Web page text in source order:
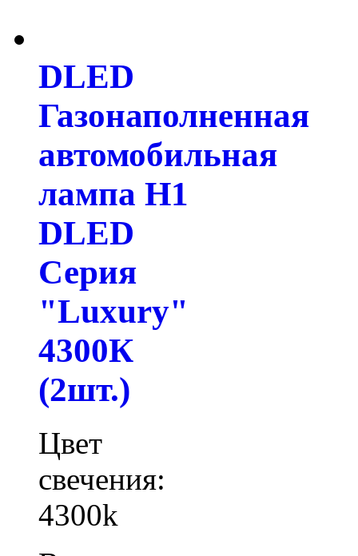
DLED
Газонаполненная
автомобильная
лампа H1
DLED
Серия
"Luxury"
4300К
(2шт.)
Цвет
свечения:
4300k